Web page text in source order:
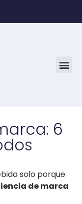
6
solo porque
de marca